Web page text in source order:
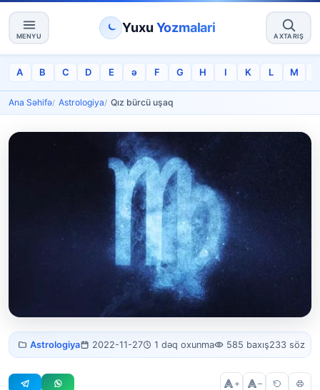
MENYU
Yuxu Yozmalari
AXTARIŞ
A B C D E ə F G H I K L M
Ana Səhifə Astrologiya Qız bürcü uşaq
Qız bürcü
uşaq
Astrologiya 2022-11-27 1 dəq oxunma 585 baxış233 söz
+ –